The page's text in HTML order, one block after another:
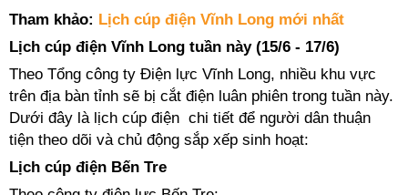
Tham khảo: Lịch cúp điện Vĩnh Long mới nhất
Lịch cúp điện Vĩnh Long tuần này (15/6 - 17/6)
Theo Tổng công ty Điện lực Vĩnh Long, nhiều khu vực
trên địa bàn tỉnh sẽ bị cắt điện luân phiên trong tuần này.
Dưới đây là lịch cúp điện chi tiết để người dân thuận
tiện theo dõi và chủ động sắp xếp sinh hoạt:
Lịch cúp điện Bến Tre